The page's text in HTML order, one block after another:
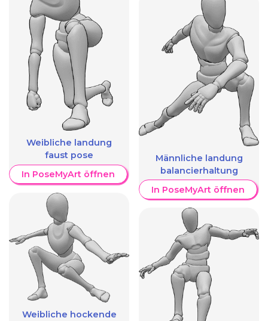
Weibliche landung
faust pose
In PoseMyArt öffnen
Weibliche hockende
Männliche landung
balancierhaltung
In PoseMyArt öffnen